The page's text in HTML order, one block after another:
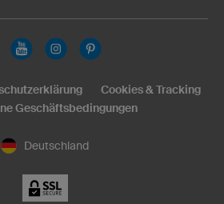
Deutschland
Cookies & Tracking
Geschäftsbedingungen